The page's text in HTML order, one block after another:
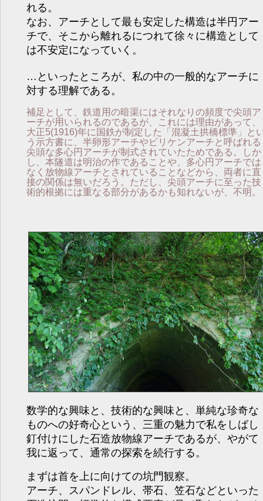
れる。
なお、アーチとして最も安定した構造は半円アー
チで、そこから離れるにつれて徐々に構造として
は不安定になっていく。
…といったところが、私の中の一般的なアーチに
対する理解である。
補足として、鉄道用の暗渠にはそれなりの頻度で尖頭ア
ーチが用いられるのであるが、これには理由があって、
大正5(1916)年に国鉄が制定した「混凝土拱橋標準」と
う示方書に、半卵形アーチやビリケンアーチと呼ばれる
尖頭な多心円アーチが制式されていたためである。しか
し、本隧道は明治の作であることや、多心円アーチでは
なく放物線アーチとされていることなどから、両者に直
接の関係は無いだろう。ただし、尖頭アーチに至った技
術的根拠には重なる部分があるかも知れないが、不明。
数学的な興味と、技術的な興味と、単純な珍奇な
ものへの好奇心という、三重の魅力で私をしばし
釘付けにした石造放物線アーチであるが、やがて
我に返って、通常の探索を続行する。
まずは首を上に向けての坑門観察。
アーチ、スパンドレル、帯石、笠石などといった